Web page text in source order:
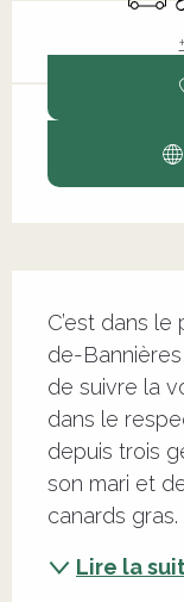
C’est dans
de-
de suivre la
dans le
depuis trois
son mari et
canards gras.
Lire la